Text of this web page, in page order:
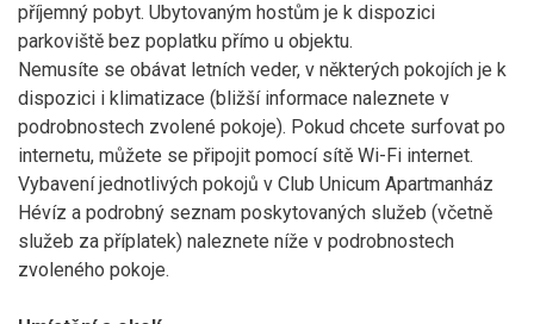
příjemný pobyt. Ubytovaným hostům je k dispozici
parkoviště bez poplatku přímo u objektu.
Nemusíte se obávat letních veder, v některých pokojích je k
dispozici i klimatizace (bližší informace naleznete v
podrobnostech zvolené pokoje). Pokud chcete surfovat po
internetu, můžete se připojit pomocí sítě Wi-Fi internet.
Vybavení jednotlivých pokojů v Club Unicum Apartmanház
Hévíz a podrobný seznam poskytovaných služeb (včetně
služeb za příplatek) naleznete níže v podrobnostech
zvoleného pokoje.